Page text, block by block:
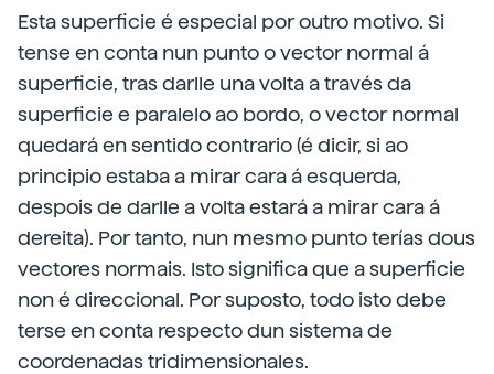
Esta superficie é especial por outro motivo. Si
tense en conta nun punto o vector normal á
superficie, tras darlle una volta a través da
superficie e paralelo ao bordo, o vector normal
quedará en sentido contrario (é dicir, si ao
principio estaba a mirar cara á esquerda,
despois de darlle a volta estará a mirar cara á
dereita). Por tanto, nun mesmo punto terías dous
vectores normais. Isto significa que a superficie
non é direccional. Por suposto, todo isto debe
terse en conta respecto dun sistema de
coordenadas tridimensionales.